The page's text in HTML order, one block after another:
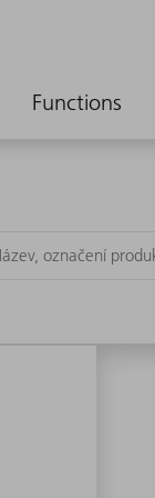
Functions